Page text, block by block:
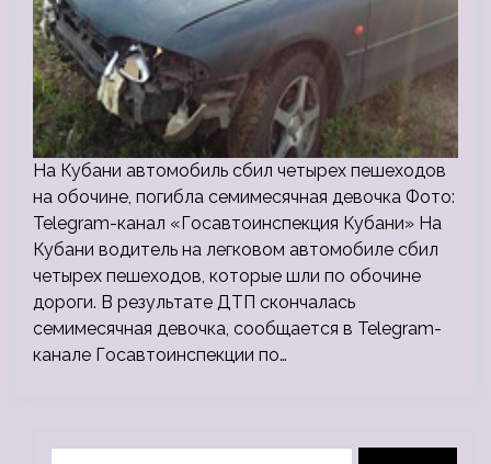
На Кубани автомобиль сбил четырех пешеходов
на обочине, погибла семимесячная девочка Фото:
Telegram-канал «Госавтоинспекция Кубани» На
Кубани водитель на легковом автомобиле сбил
четырех пешеходов, которые шли по обочине
дороги. В результате ДТП скончалась
семимесячная девочка, сообщается в Telegram-
канале Госавтоинспекции по…